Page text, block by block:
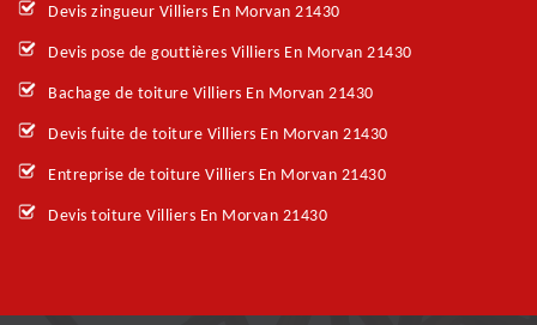
Devis zingueur Villiers En Morvan 21430
Devis pose de gouttières Villiers En Morvan 21430
Bachage de toiture Villiers En Morvan 21430
Devis fuite de toiture Villiers En Morvan 21430
Entreprise de toiture Villiers En Morvan 21430
Devis toiture Villiers En Morvan 21430